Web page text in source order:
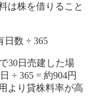
は株を借りること
日数 ÷ 365
30日売建した場
÷ 365 = 約904円
より貸株料率が高